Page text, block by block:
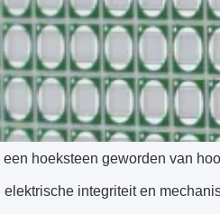
hoeksteen geworden van
integriteit en